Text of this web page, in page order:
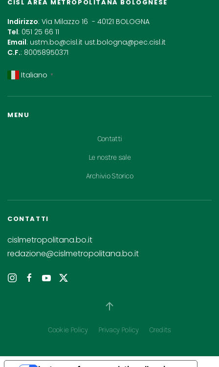
CISL AREA METROPOLITANA BOLOGNESE
Indirizzo: Via Milazzo 16 - 40121 BOLOGNA
Tel: 051 25 66 11
Email: ustm.bo@cisl.it ust.bologna@pec.cisl.it
C.F.: 80058950371
Italiano ▼
MENU
Contatti
Le nostre sale
Archivio Storico
CONTATTI
cislmetropolitana.bo.it
redazione@cislmetropolitana.bo.it
Cookie Policy Privacy Policy Credits